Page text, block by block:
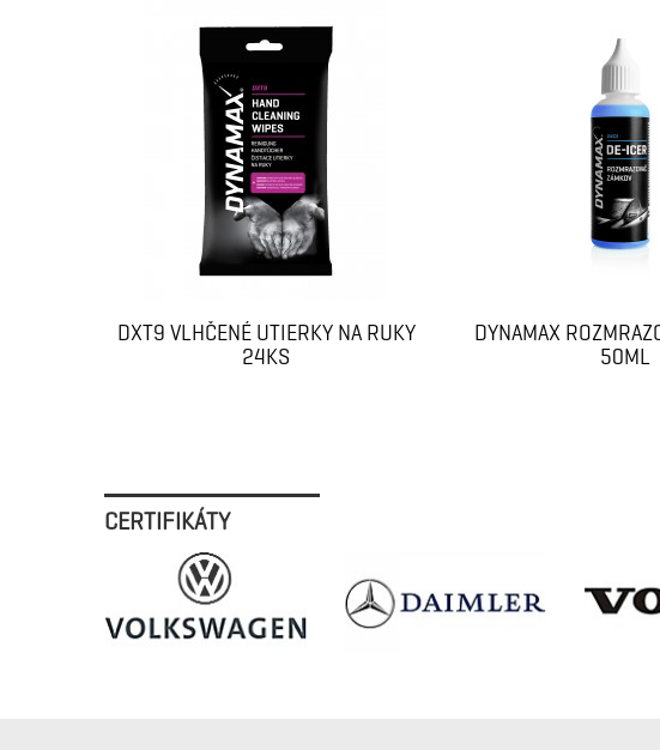
DXT9 VLHČENÉ UTIERKY NA RUKY
24KS
DYNAMAX
50ML
CERTIFIKÁTY